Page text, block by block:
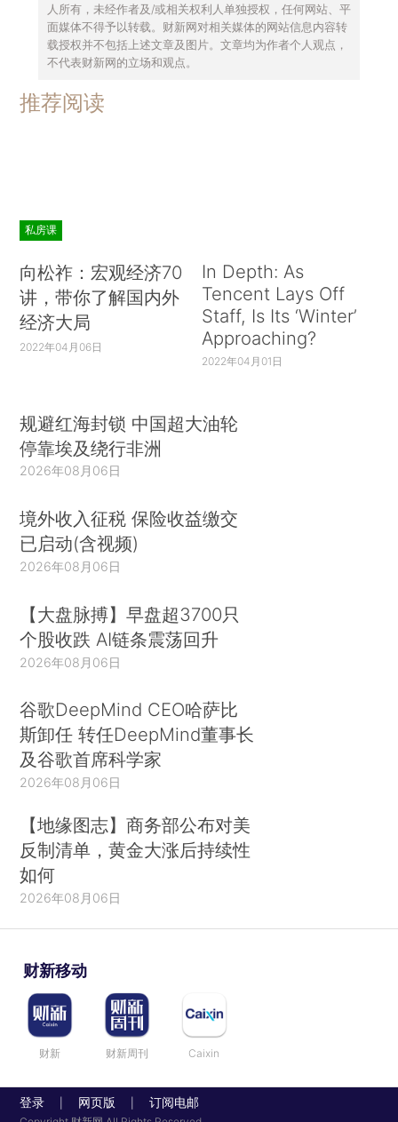
人所有，未经作者及/或相关权利人单独授权，任何网站、平
面媒体不得予以转载。财新网对相关媒体的网站信息内容转
载授权并不包括上述文章及图片。文章均为作者个人观点，
不代表财新网的立场和观点。
推荐阅读
私房课
向松祚：宏观经济70
讲，带你了解国内外
经济大局
2022年04月06日
In Depth: As
Tencent Lays Off
Staff, Is Its ‘Winter’
Approaching?
2022年04月01日
规避红海封锁 中国超大油轮
停靠埃及绕行非洲
2026年08月06日
境外收入征税 保险收益缴交
已启动(含视频)
2026年08月06日
【大盘脉搏】早盘超3700只
个股收跌 AI链条震荡回升
2026年08月06日
谷歌DeepMind CEO哈萨比
斯卸任 转任DeepMind董事长
及谷歌首席科学家
2026年08月06日
【地缘图志】商务部公布对美
反制清单，黄金大涨后持续性
如何
2026年08月06日
财新移动
财新 财新周刊 Caixin
登录 网页版 订阅电邮